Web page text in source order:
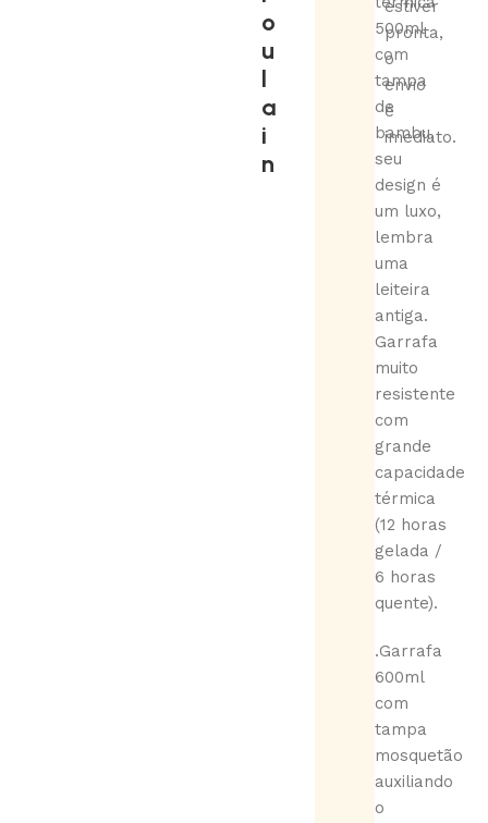
o
u
l
a
i
n
estiver
pronta,
o
envio
é
imediato.
500ml
com
tampa
de
bambu,
seu
design é
um luxo,
lembra
uma
leiteira
antiga.
Garrafa
muito
resistente
com
grande
capacidade
térmica
(12 horas
gelada /
6 horas
quente).
.Garrafa
600ml
com
tampa
mosquetão
auxiliando
o